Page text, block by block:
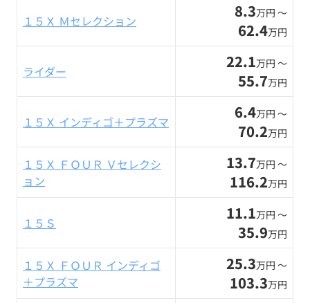
１５Ｘ Ｍセレクション 8.3万円 〜
62.4万円
ライダー 22.1万円 〜
55.7万円
１５Ｘ インディゴ＋プラズマ 6.4万円 〜
70.2万円
１５Ｘ ＦＯＵＲ Ｖセレクシ
ョン
13.7万円 〜
116.2万円
１５Ｓ 11.1万円 〜
35.9万円
１５Ｘ ＦＯＵＲ インディゴ
＋プラズマ
25.3万円 〜
103.3万円